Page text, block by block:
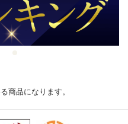
商品になります。